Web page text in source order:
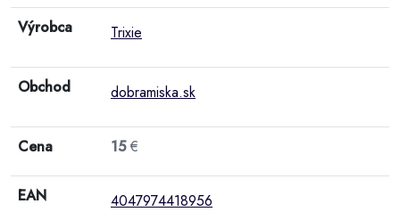
Výrobca Trixie
Obchod dobramiska.sk
Cena 15€
EAN 4047974418956